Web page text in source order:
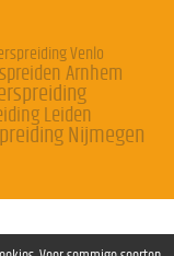
Venlo
Arnhem
Leiden
Nijmegen